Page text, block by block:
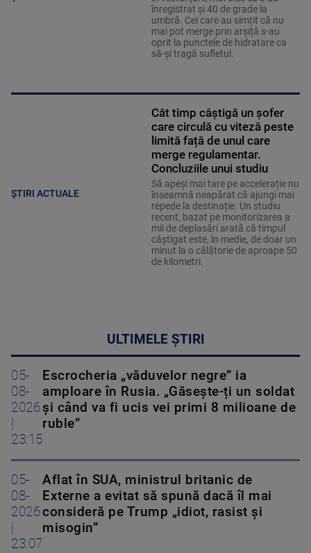
înregistrat și 40 de grade la
umbră. Cei care au simțit că nu
mai pot merge prin arșiță s-au
oprit la punctele de hidratare ca
să-și tragă sufletul.
ȘTIRI ACTUALE
Cât timp câștigă un șofer
care circulă cu viteză peste
limită față de unul care
merge regulamentar.
Concluziile unui studiu
Să apeși mai tare pe accelerație nu
înseamnă neapărat că ajungi mai
repede la destinație. Un studiu
recent, bazat pe monitorizarea a
mii de deplasări arată că timpul
câștigat este, în medie, de doar un
minut la o călătorie de aproape 50
de kilometri.
ULTIMELE ȘTIRI
05-
08-
2026
23:15
Escrocheria „văduvelor negre” ia
amploare în Rusia. „Găsește-ți un soldat
și când va fi ucis vei primi 8 milioane de
ruble”
05-
08-
2026
23:07
Aflat în SUA, ministrul britanic de
Externe a evitat să spună dacă îl mai
consideră pe Trump „idiot, rasist și
misogin”